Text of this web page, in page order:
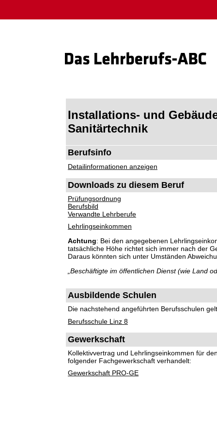
Installations- und
Sanitärtechnik
Berufsinfo
Detailinformationen anzeigen
Downloads zu diesem Beruf
Prüfungsordnung
Berufsbild
Verwandte Lehrberufe
Lehrlingseinkommen
Achtung: Bei den angegebenen
tatsächliche Höhe richtet sich immer nach der
Daraus könnten sich unter Umständen
„Beschäftigte im öffentlichen Dienst (wie Land
Ausbildende Schulen
Die nachstehend angeführten Berufsschulen
Berufsschule Linz 8
Gewerkschaft
Kollektivvertrag und Lehrlingseinkommen für
folgender Fachgewerkschaft verhandelt:
Gewerkschaft PRO-GE